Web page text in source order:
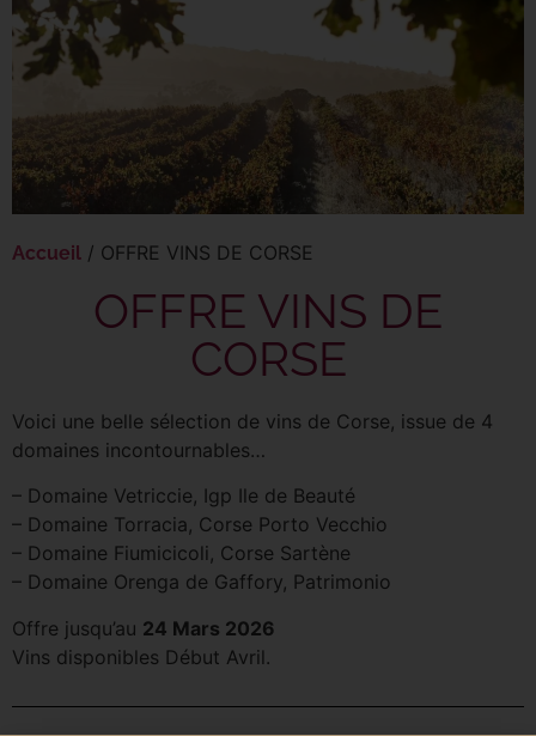
Accueil / OFFRE VINS DE CORSE
OFFRE VINS DE
CORSE
Voici une belle sélection de vins de Corse, issue de 4
domaines incontournables…
– Domaine Vetriccie, Igp Ile de Beauté
– Domaine Torracia, Corse Porto Vecchio
– Domaine Fiumicicoli, Corse Sartène
– Domaine Orenga de Gaffory, Patrimonio
Offre jusqu’au 24 Mars 2026
Vins disponibles Début Avril.